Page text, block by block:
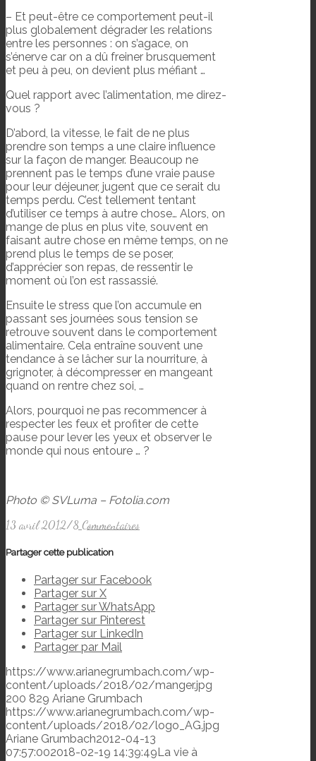
– Et peut-être ce comportement peut-il
plus globalement dégrader les relations
entre les personnes : on s’agace, on
s’énerve car on a dû freiner brusquement
et peu à peu, on devient plus méfiant …
Quel rapport avec l’alimentation, me direz-
vous ?
D’abord, la vitesse, le fait de ne plus
prendre son temps a une claire influence
sur la façon de manger. Beaucoup ne
prennent pas le temps d’une vraie pause
pour leur déjeuner, jugent que ce serait du
temps perdu. C’est tellement tentant
d’utiliser ce temps à autre chose… Alors, on
mange de plus en plus vite, souvent en
faisant autre chose en même temps, on ne
prend plus le temps de se poser,
d’apprécier son repas, de ressentir le
moment où l’on est rassassié.
Ensuite le stress que l’on accumule en
passant ses journées sous tension se
retrouve souvent dans le comportement
alimentaire. Cela entraîne souvent une
tendance à se lâcher sur la nourriture, à
grignoter, à décompresser en mangeant
quand on rentre chez soi, …
Alors, pourquoi ne pas recommencer à
respecter les feux et profiter de cette
pause pour lever les yeux et observer le
monde qui nous entoure … ?
Photo © SVLuma – Fotolia.com
13 avril 2012/8 Commentaires
Partager cette publication
Partager sur Facebook
Partager sur X
Partager sur WhatsApp
Partager sur Pinterest
Partager sur LinkedIn
Partager par Mail
https://www.arianegrumbach.com/wp-
content/uploads/2018/02/manger.jpg
200 829 Ariane Grumbach
https://www.arianegrumbach.com/wp-
content/uploads/2018/02/logo_AG.jpg
Ariane Grumbach2012-04-13
07:57:002018-02-19 14:39:49 La vie à